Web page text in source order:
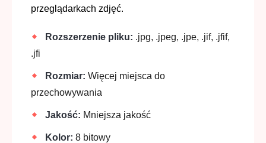
przeglądarkach zdjęć.
Rozszerzenie pliku: .jpg, .jpeg, .jpe, .jif, .jfif,
.jfi
Rozmiar: Więcej miejsca do
przechowywania
Jakość: Mniejsza jakość
Kolor: 8 bitowy